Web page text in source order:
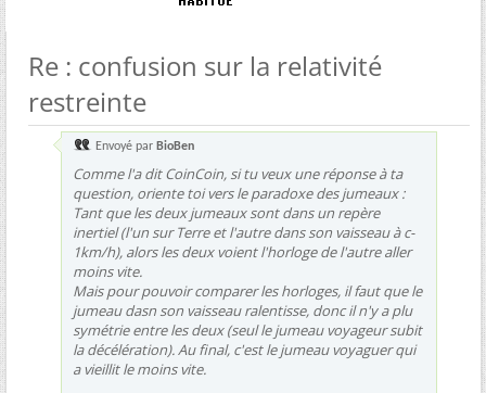
Re : confusion sur la relativité
restreinte
Envoyé par BioBen
Comme l'a dit CoinCoin, si tu veux une réponse à ta
question, oriente toi vers le paradoxe des jumeaux :
Tant que les deux jumeaux sont dans un repère
inertiel (l'un sur Terre et l'autre dans son vaisseau à c-
1km/h), alors les deux voient l'horloge de l'autre aller
moins vite.
Mais pour pouvoir comparer les horloges, il faut que le
jumeau dasn son vaisseau ralentisse, donc il n'y a plu
symétrie entre les deux (seul le jumeau voyageur subit
la décélération). Au final, c'est le jumeau voyaguer qui
a vieillit le moins vite.